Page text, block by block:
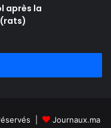
après la
| Journaux.ma